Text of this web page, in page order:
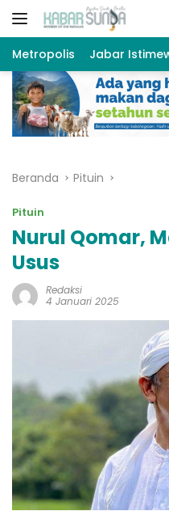
Langsung
Metropolis Jabar
Beranda Pituin
Pituin
Nurul Qomar,
Usus
Redaksi
4 Januari 2025